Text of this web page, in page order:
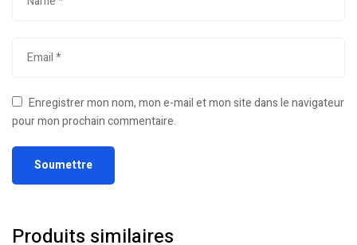
Enregistrer mon nom, mon e-mail et mon site dans le navigateur
pour mon prochain commentaire.
Produits similaires